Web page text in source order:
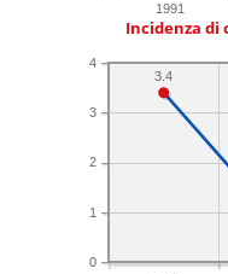
1991
Incidenza di
0
1
2
3
4
3.4